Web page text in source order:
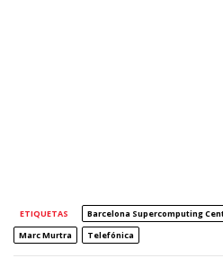
ETIQUETAS Barcelona Supercomputing
Marc Murtra
Telefónica